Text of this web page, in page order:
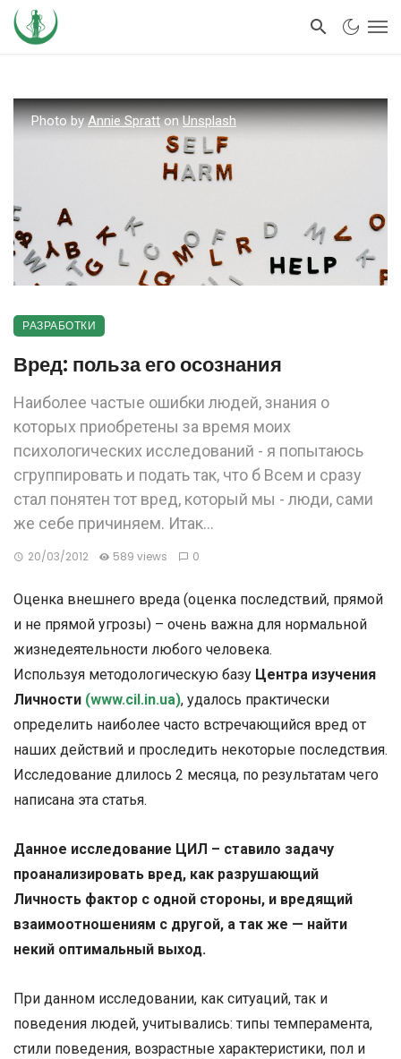
Photo byAnnie SprattonUnsplash
РАЗРАБОТКИ
Вред: польза его осознания
Наиболее частые ошибки людей, знания о
которых приобретены за время моих
психологических исследований - я попытаюсь
сгруппировать и подать так, что б Всем и сразу
стал понятен тот вред, который мы - люди, сами
же себе причиняем. Итак…
20/03/2012 589 views 0
Оценка внешнего вреда (оценка последствий, прямой
и не прямой угрозы) – очень важна для нормальной
жизнедеятельности любого человека.
Используя методологическую базу Центра изучения
Личности (www.cil.in.ua), удалось практически
определить наиболее часто встречающийся вред от
наших действий и проследить некоторые последствия.
Исследование длилось 2 месяца, по результатам чего
написана эта статья.
Данное исследование ЦИЛ – ставило задачу
проанализировать вред, как разрушающий
Личность фактор с одной стороны, и вредящий
взаимоотношениям с другой, а так же — найти
некий оптимальный выход.
При данном исследовании, как ситуаций, так и
поведения людей, учитывались: типы темперамента,
стили поведения, возрастные характеристики, пол и